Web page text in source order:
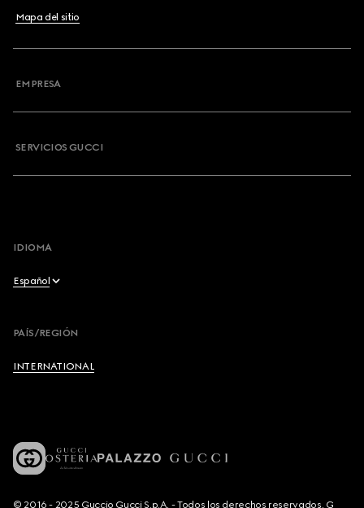
Mapa del sitio
EMPRESA
SERVICIOS GUCCI
IDIOMA
Español
Français
PAÍS/REGIÓN
INTERNATIONAL
© 2016 - 2025 Guccio Gucci S.p.A. - Todos los derechos reservados. G